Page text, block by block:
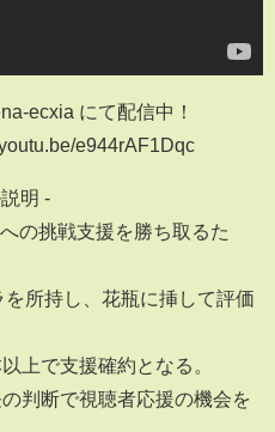
ecxia にて配信中！
e944rAF1Dqc
明 -
の挑戦支援を勝ち取るた
を所持し、花瓶に挿して評価
上で支援確約となる。
判断で視聴者応援の機会を